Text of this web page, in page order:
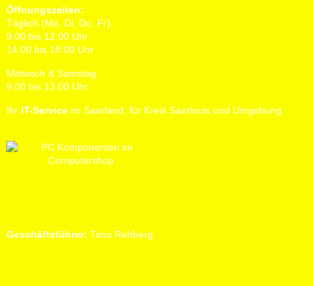
Öffnungszeiten:
Täglich (Mo, Di, Do, Fr):
9:00 bis 12:00 Uhr
14:00 bis 18:00 Uhr
Mittwoch & Samstag:
9:00 bis 13:00 Uhr
Ihr IT-Serviceim Saarland, für Kreis Saarlouis und Umgebung.
Geschäftsführer: Timo Rehberg